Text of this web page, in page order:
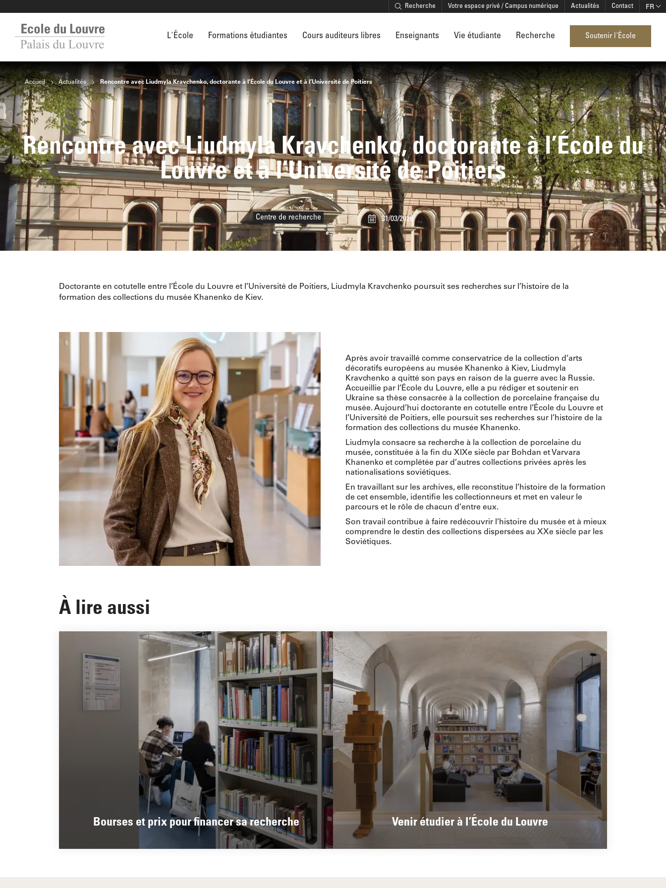
Recherche Votre espace privé / Campus numérique Actualités Contact FR
L'École Formations étudiantes Cours auditeurs libres Enseignants Vie étudiante Recherche Soutenir l'École
Accueil Actualités Rencontre avec Liudmyla Kravchenko, doctorante à l’École du Louvre et à l’Université de Poitiers
Rencontre avec Liudmyla Kravchenko, doctorante à l’École du
Louvre et à l’Université de Poitiers
Centre de recherche 31/03/2026
Doctorante en cotutelle entre l’École du Louvre et l’Université de Poitiers, Liudmyla Kravchenko poursuit ses recherches sur l’histoire de la
formation des collections du musée Khanenko de Kiev.
Après avoir travaillé comme conservatrice de la collection d’arts
décoratifs européens au musée Khanenko à Kiev, Liudmyla
Kravchenko a quitté son pays en raison de la guerre avec la Russie.
Accueillie par l’École du Louvre, elle a pu rédiger et soutenir en
Ukraine sa thèse consacrée à la collection de porcelaine française du
musée. Aujourd’hui doctorante en cotutelle entre l’École du Louvre et
l’Université de Poitiers, elle poursuit ses recherches sur l’histoire de la
formation des collections du musée Khanenko.
Liudmyla consacre sa recherche à la collection de porcelaine du
musée, constituée à la fin du XIXe siècle par Bohdan et Varvara
Khanenko et complétée par d’autres collections privées après les
nationalisations soviétiques.
En travaillant sur les archives, elle reconstitue l’histoire de la formation
de cet ensemble, identifie les collectionneurs et met en valeur le
parcours et le rôle de chacun d’entre eux.
Son travail contribue à faire redécouvrir l’histoire du musée et à mieux
comprendre le destin des collections dispersées au XXe siècle par les
Soviétiques.
À lire aussi
Bourses et prix pour financer sa recherche Venir étudier à l’École du Louvre